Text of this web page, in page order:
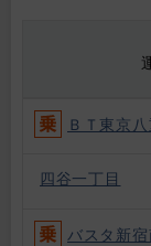
ＢＴ東京
四谷一丁目
バスタ新宿